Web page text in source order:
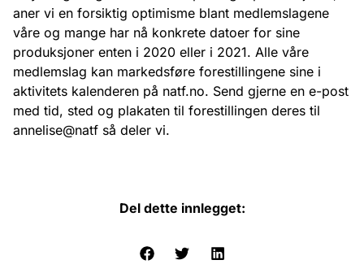
aner vi en forsiktig optimisme blant medlemslagene
våre og mange har nå konkrete datoer for sine
produksjoner enten i 2020 eller i 2021. Alle våre
medlemslag kan markedsføre forestillingene sine i
aktivitets kalenderen på natf.no. Send gjerne en e-post
med tid, sted og plakaten til forestillingen deres til
annelise@natf så deler vi.
Del dette innlegget: